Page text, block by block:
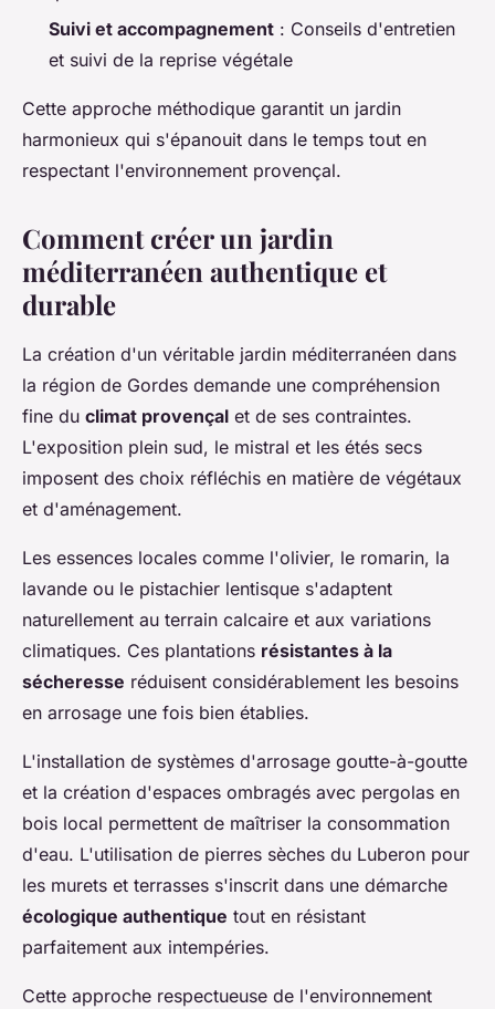
Suivi et accompagnement : Conseils d'entretien
et suivi de la reprise végétale
Cette approche méthodique garantit un jardin
harmonieux qui s'épanouit dans le temps tout en
respectant l'environnement provençal.
Comment créer un jardin
méditerranéen authentique et
durable
La création d'un véritable jardin méditerranéen dans
la région de Gordes demande une compréhension
fine du climat provençal et de ses contraintes.
L'exposition plein sud, le mistral et les étés secs
imposent des choix réfléchis en matière de végétaux
et d'aménagement.
Les essences locales comme l'olivier, le romarin, la
lavande ou le pistachier lentisque s'adaptent
naturellement au terrain calcaire et aux variations
climatiques. Ces plantations résistantes à la
sécheresse réduisent considérablement les besoins
en arrosage une fois bien établies.
L'installation de systèmes d'arrosage goutte-à-goutte
et la création d'espaces ombragés avec pergolas en
bois local permettent de maîtriser la consommation
d'eau. L'utilisation de pierres sèches du Luberon pour
les murets et terrasses s'inscrit dans une démarche
écologique authentique tout en résistant
parfaitement aux intempéries.
Cette approche respectueuse de l'environnement